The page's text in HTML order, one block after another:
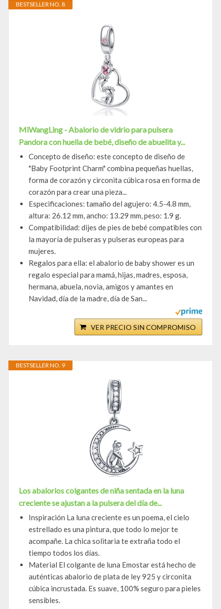
BESTSELLER NO. 8
MiWangLing - Abalorio de vidrio para pulsera
Pandora con huella de bebé, diseño de abuelita y...
Concepto de diseño: este concepto de diseño de
"Baby Footprint Charm" combina pequeñas huellas,
forma de corazón y circonita cúbica rosa en forma de
corazón para crear una pieza...
Especificaciones: tamaño del agujero: 4.5-4.8 mm,
altura: 26.12 mm, ancho: 13.29 mm, peso: 1.9 g.
Compatibilidad: dijes de pies de bebé compatibles con
la mayoría de pulseras y pulseras europeas para
mujeres.
Regalos para ella: el abalorio de baby shower es un
regalo especial para mamá, hijas, madres, esposa,
hermana, abuela, novia, amigos y amantes en
Navidad, día de la madre, día de San...
VER PRECIO SIN COMPROMISO
BESTSELLER NO. 9
Los abalorios colgantes de niña sentada en la luna
creciente se ajustan a la pulsera del día de...
Inspiración La luna creciente es un poema, el cielo
estrellado es una pintura, que todo lo mejor te
acompañe. La chica solitaria te extraña todo el
tiempo todos los días.
Material El colgante de luna Emostar está hecho de
auténticas abalorio de plata de ley 925 y circonita
cúbica incrustada. Es suave, 100% seguro para pieles
sensibles.